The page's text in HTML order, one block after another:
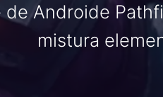
de Androide
mistura